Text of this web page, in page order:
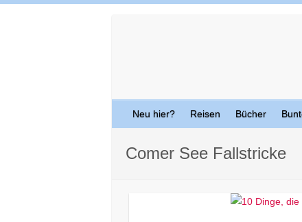
Neu hier? Reisen Bücher
Comer See Fallstricke